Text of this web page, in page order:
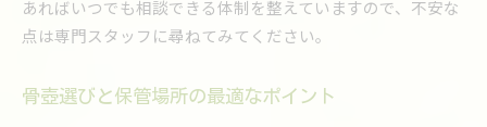
カビや劣化を防ぐ骨壺点検のポイント
美しい遺骨を保つためにできること
あればいつでも相談できる体制を整えていますので、不安な
点は専門スタッフに尋ねてみてください。
骨壺選びと保管場所の最適なポイント